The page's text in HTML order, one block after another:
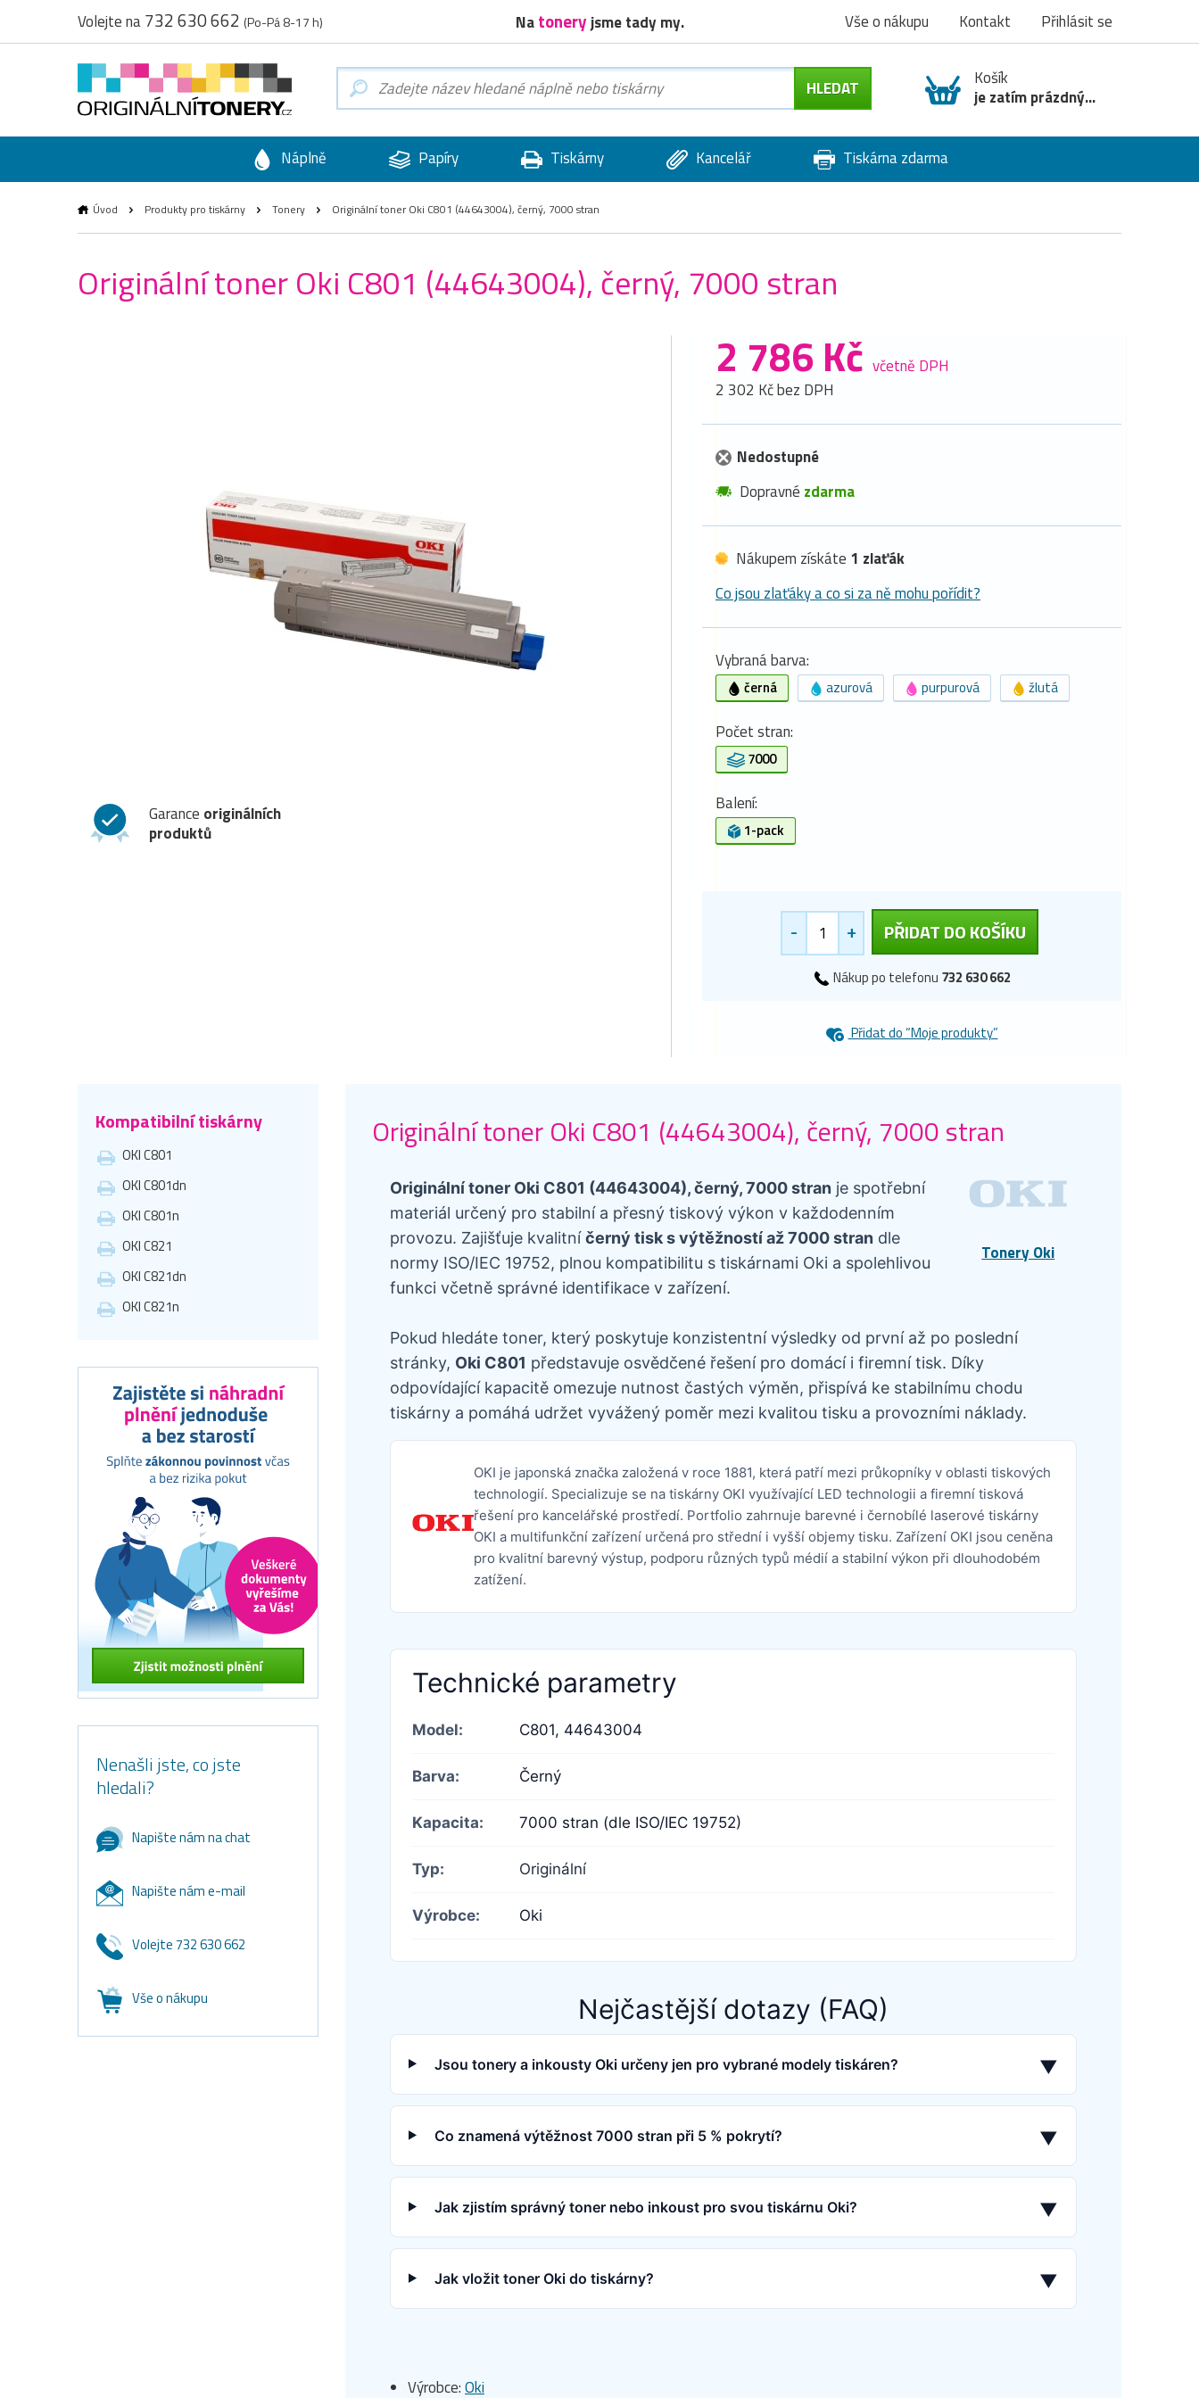
Volejte na732 630 662 (Po-Pá 8-17 h) Natoneryjsme tady my. Vše o nákupu Kontakt Přihlásit se
Košík
je zatím prázdný...
Náplně Papíry Tiskárny Kancelář Tiskárna zdarma
Úvod Produkty pro tiskárny Tonery Originální toner Oki C801 (44643004), černý, 7000 stran
Originální toner Oki C801 (44643004), černý, 7000 stran
Garance originálních
produktů
2 786 Kč včetně DPH
2 302 Kč bez DPH
Nedostupné
Dopravné zdarma
Nákupem získáte 1 zlaťák
Co jsou zlaťáky a co si za ně mohu pořídit?
Vybraná barva:
černá azurová purpurová žlutá
Počet stran:
7000
Balení:
1-pack
- + PŘIDAT DO KOŠÍKU
Nákup po telefonu 732 630 662
Přidat do “Moje produkty”
Kompatibilní tiskárny
OKI C801
OKI C801dn
OKI C801n
OKI C821
OKI C821dn
OKI C821n
Nenašli jste, co jste
hledali?
Napište nám na chat
Napište nám e-mail
Volejte 732 630 662
Vše o nákupu
Originální toner Oki C801 (44643004), černý, 7000 stran
Tonery Oki
Originální toner Oki C801 (44643004), černý, 7000 stran je spotřební
materiál určený pro stabilní a přesný tiskový výkon v každodenním
provozu. Zajišťuje kvalitníčerný tisk s výtěžností až 7000 stran dle
normy ISO/IEC 19752, plnou kompatibilitu s tiskárnami Oki a spolehlivou
funkci včetně správné identifikace v zařízení.
Pokud hledáte toner, který poskytuje konzistentní výsledky od první až po poslední
stránky, Oki C801 představuje osvědčené řešení pro domácí i firemní tisk. Díky
odpovídající kapacitě omezuje nutnost častých výměn, přispívá ke stabilnímu chodu
tiskárny a pomáhá udržet vyvážený poměr mezi kvalitou tisku a provozními náklady.
OKI je japonská značka založená v roce 1881, která patří mezi průkopníky v oblasti tiskových
technologií. Specializuje se na tiskárny OKI využívající LED technologii a firemní tisková
řešení pro kancelářské prostředí. Portfolio zahrnuje barevné i černobílé laserové tiskárny
OKI a multifunkční zařízení určená pro střední i vyšší objemy tisku. Zařízení OKI jsou ceněna
pro kvalitní barevný výstup, podporu různých typů médií a stabilní výkon při dlouhodobém
zatížení.
Technické parametry
Model: C801, 44643004
Barva: Černý
Kapacita: 7000 stran (dle ISO/IEC 19752)
Typ: Originální
Výrobce: Oki
Nejčastější dotazy (FAQ)
Jsou tonery a inkousty Oki určeny jen pro vybrané modely tiskáren? ▼
Co znamená výtěžnost 7000 stran při 5 % pokrytí? ▼
Jak zjistím správný toner nebo inkoust pro svou tiskárnu Oki? ▼
Jak vložit toner Oki do tiskárny? ▼
Výrobce:Oki